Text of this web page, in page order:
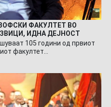
ФАКУЛТЕТ ВО
ИДНА ДЕЈНОСТ
105 години од првиот
факултет…